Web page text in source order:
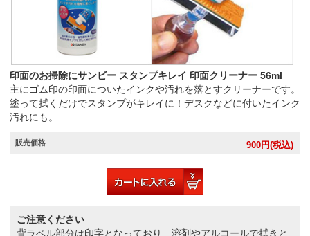
印面のお掃除にサンビー スタンプキレイ 印面クリーナー 56ml
主にゴム印の印面についたインクや汚れを落とすクリーナーです。
塗って拭くだけでスタンプがキレイに！デスクなどに付いたインク
汚れにも。
販売価格 900円(税込)
ご注意ください
背ラベル部分は印字となっており、溶剤やアルコールで拭きと